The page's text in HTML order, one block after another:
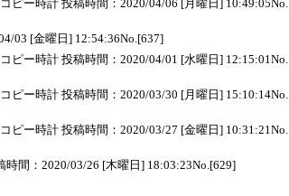
ピー時計 投稿時間：2020/04/06 [月曜日] 10:49:05No.
03 [金曜日] 12:54:36No.[637]
ピー時計 投稿時間：2020/04/01 [水曜日] 12:15:01No.
ピー時計 投稿時間：2020/03/30 [月曜日] 15:10:14No.
ピー時計 投稿時間：2020/03/27 [金曜日] 10:31:21No.
間：2020/03/26 [木曜日] 18:03:23No.[629]